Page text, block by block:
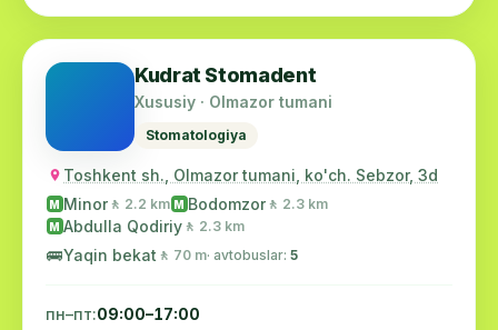
Kudrat Stomadent
Xususiy · Olmazor tumani
Stomatologiya
Toshkent sh., Olmazor tumani, ko'ch. Sebzor, 3d
M Minor 🚶 2.2 km M Bodomzor 🚶 2.3 km
M Abdulla Qodiriy 🚶 2.3 km
🚌Yaqin bekat 🚶 70 m· avtobuslar: 5
пн–пт:09:00–17:00